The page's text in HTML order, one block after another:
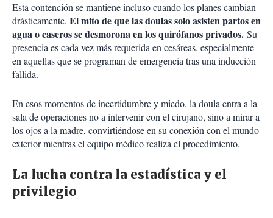
Esta contención se mantiene incluso cuando los planes cambian
drásticamente. El mito de que las doulas solo asisten partos en
agua o caseros se desmorona en los quirófanos privados. Su
presencia es cada vez más requerida en cesáreas, especialmente
en aquellas que se programan de emergencia tras una inducción
fallida.
En esos momentos de incertidumbre y miedo, la doula entra a la
sala de operaciones no a intervenir con el cirujano, sino a mirar a
los ojos a la madre, convirtiéndose en su conexión con el mundo
exterior mientras el equipo médico realiza el procedimiento.
La lucha contra la estadística y el
privilegio